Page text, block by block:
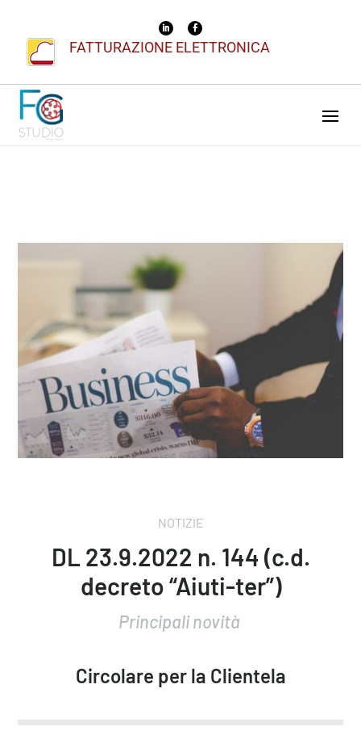
FATTURAZIONE ELETTRONICA
NOTIZIE
DL 23.9.2022 n. 144 (c.d.
decreto “Aiuti-ter”)
Principali novità
Circolare per la Clientela